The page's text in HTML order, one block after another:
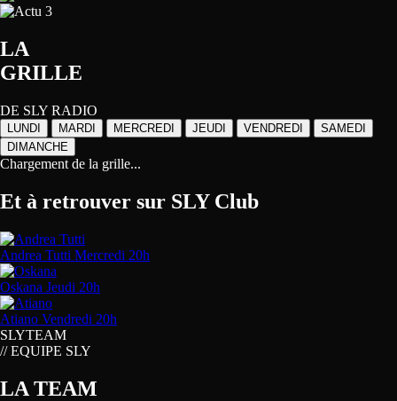
LA
GRILLE
DE SLY RADIO
LUNDI MARDI MERCREDI JEUDI VENDREDI
SAMEDI
DIMANCHE
Chargement de la grille...
Et à retrouver sur SLY Club
Andrea Tutti Mercredi 20h
Oskana Jeudi 20h
Atiano Vendredi 20h
SLYTEAM
// EQUIPE SLY
LA TEAM